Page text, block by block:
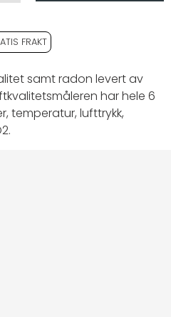
FRAKT
samt radon levert av
har hele 6
temperatur, lufttrykk,